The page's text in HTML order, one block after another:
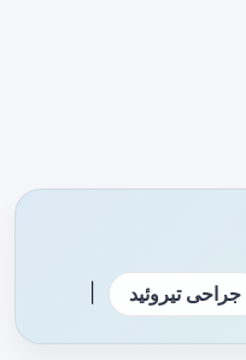
جراحی تیروئید